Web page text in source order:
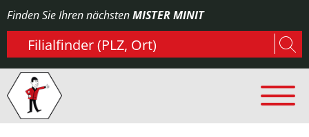
Finden Sie Ihren nächstenMISTER MINIT
Type 2 or more characters for results.